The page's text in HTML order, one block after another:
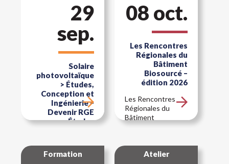
29
sep.
Solaire
photovoltaïque
> Études,
Conception et
Ingénierie –
Devenir RGE
Études
photovoltaïque >
Études,
08 oct.
Les Rencontres
Régionales du
Bâtiment
Biosourcé –
édition 2026
Les Rencontres
Régionales du
Bâtiment
Biosourcé
Formation Atelier